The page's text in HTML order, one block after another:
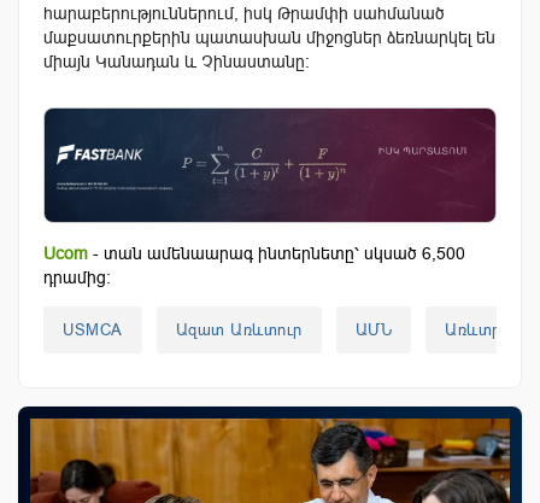
հարաբերություններում, իսկ Թրամփի սահմանած
մաքսատուրքերին պատասխան միջոցներ ձեռնարկել են
միայն Կանադան և Չինաստանը։
Ucom - տան ամենաարագ ինտերնետը՝ սկսած 6,500
դրամից:
USMCA Ազատ Առևտուր ԱՄՆ